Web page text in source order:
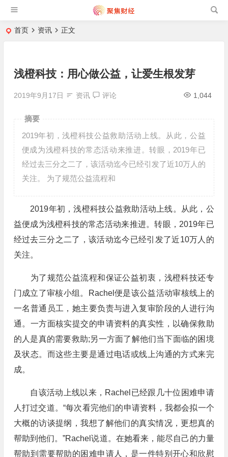
首页 资讯 正文
浅橙科技：用心做公益，让爱生根发芽
2019年9月17日 资讯 评论 1,044
摘要
2019年初，浅橙科技公益救助活动上线。从此，公益
便成为浅橙科技的常态活动来推进。转眼，2019年已
经过去三分之二了，该活动迄今已经引发了近10万人的
关注。 为了规范公益流程和
2019年初，浅橙科技公益救助活动上线。从此，公
益便成为浅橙科技的常态活动来推进。转眼，2019年已
经过去三分之二了，该活动迄今已经引发了近10万人的
关注。
为了规范公益流程和保证公益初衷，浅橙科技还专
门成立了审核小组。Rachel便是该公益活动审核线上的
一名普通员工，她主要负责与进入复审阶段的人进行沟
通。一方面核实提交的申请资料的真实性，以确保救助
的人是真的需要救助;另一方面了解他们当下面临的困境
及状态。而这些主要是通过电话或线上沟通的方式来完
成。
自该活动上线以来，Rachel已经跟几十位困难申请
人打过交道。“每次看完他们的申请资料，我都会拟一个
大概的访谈提纲，我想了解他们的真实情况，更想真的
帮助到他们。”Rachel说道。在她看来，能尽自己的力量
帮助到需要帮助的困难申请人，是一件特别开心和欣慰